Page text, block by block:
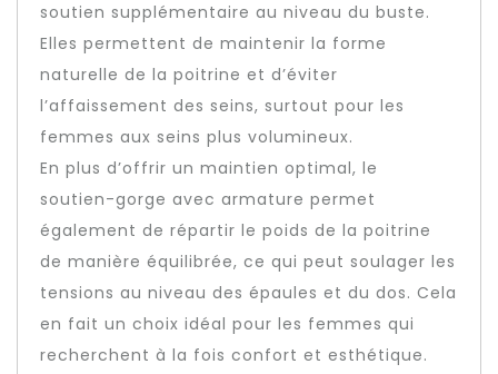
soutien supplémentaire au niveau du buste.
Elles permettent de maintenir la forme
naturelle de la poitrine et d’éviter
l’affaissement des seins, surtout pour les
femmes aux seins plus volumineux.
En plus d’offrir un maintien optimal, le
soutien-gorge avec armature permet
également de répartir le poids de la poitrine
de manière équilibrée, ce qui peut soulager les
tensions au niveau des épaules et du dos. Cela
en fait un choix idéal pour les femmes qui
recherchent à la fois confort et esthétique.